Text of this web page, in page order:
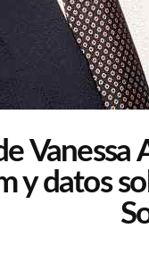
Vanessa
y datos